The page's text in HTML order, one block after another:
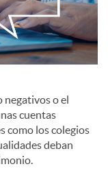
negativos o el
cuentas
como los colegios
deban